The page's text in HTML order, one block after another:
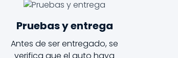
Pruebas y entrega
Antes de ser entregado, se
verifica que el auto haya